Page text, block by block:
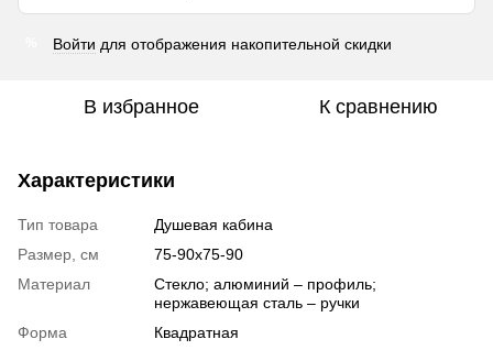
Войти для отображения накопительной скидки
В избранное К сравнению
Характеристики
Тип товара
Душевая кабина
Размер, см
75-90x75-90
Материал
Стекло; алюминий – профиль;
нержавеющая сталь – ручки
Форма
Квадратная